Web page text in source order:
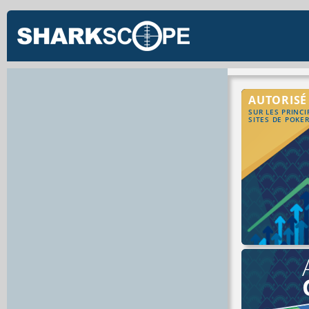
AUTORISÉ
SUR LES
SITES DE POKER